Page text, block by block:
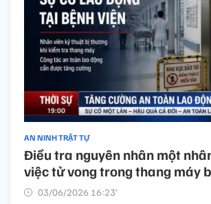
AN NINH TRẬT TỰ
Điều tra nguyên nhân một
việc tử vong trong thang máy
03/06/2026 16:23’